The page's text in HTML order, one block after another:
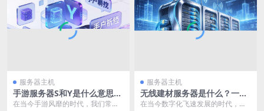
服务器主机
手游服务器S和Y是什么意思？
一文为你揭秘背后含义
在当今手游风靡的时代，我们常常
服务器主机
无线建材服务器是什么？一文
带你了解其奥秘与应用前景
在当今数字化飞速发展的时代，各